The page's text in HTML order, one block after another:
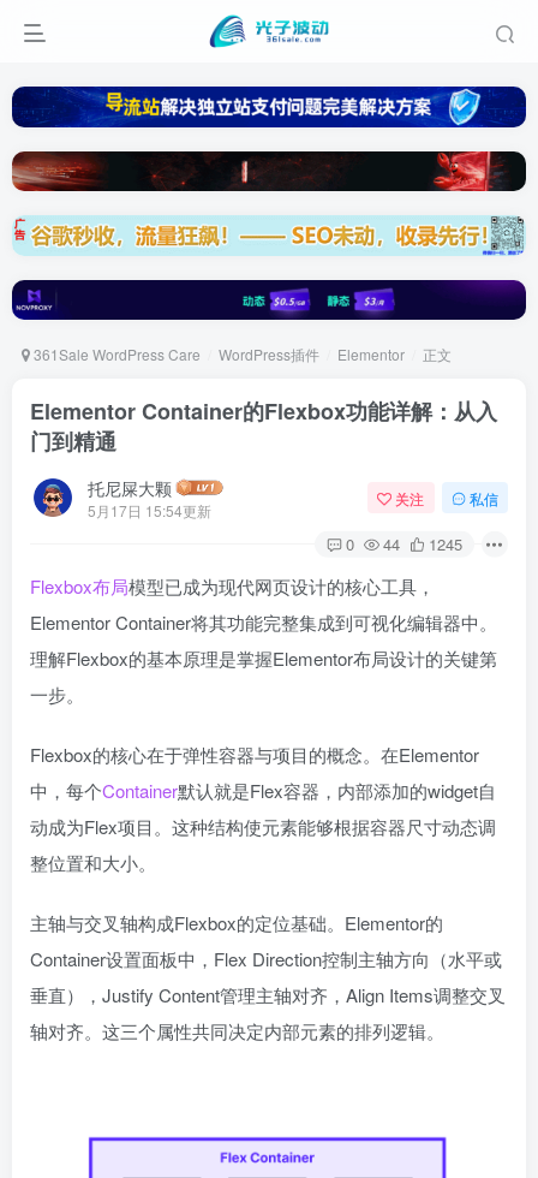
361Sale WordPress Care WordPress插件 Elementor 正文
Elementor Container的Flexbox功能详解：从入
门到精通
托尼屎大颗
5月17日 15:54更新
关注 私信
0 44 1245
Flexbox布局模型已成为现代网页设计的核心工具，
Elementor Container将其功能完整集成到可视化编辑器中。
理解Flexbox的基本原理是掌握Elementor布局设计的关键第
一步。
Flexbox的核心在于弹性容器与项目的概念。在Elementor
中，每个Container默认就是Flex容器，内部添加的widget自
动成为Flex项目。这种结构使元素能够根据容器尺寸动态调
整位置和大小。
主轴与交叉轴构成Flexbox的定位基础。Elementor的
Container设置面板中，Flex Direction控制主轴方向（水平或
垂直），Justify Content管理主轴对齐，Align Items调整交叉
轴对齐。这三个属性共同决定内部元素的排列逻辑。